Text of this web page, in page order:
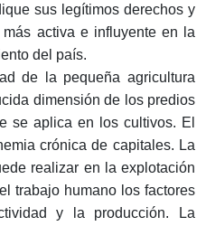
sus legítimos derechos y
activa e influyente en la
del país.
de la pequeña agricultura
dimensión de los predios
se aplica en los cultivos. El
crónica de capitales. La
realizar en la explotación
trabajo humano los factores
y la producción. La